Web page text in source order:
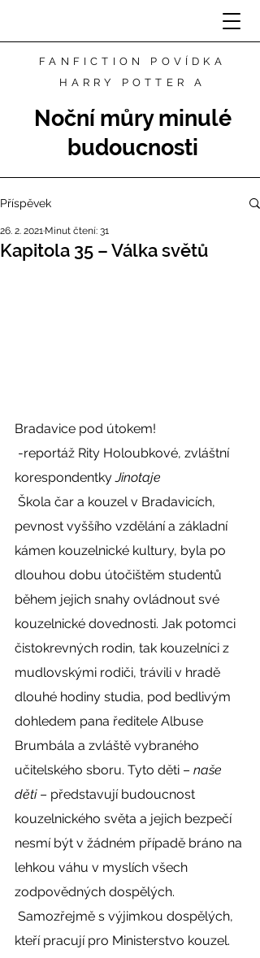
Noční můry minulé
budoucnosti
FANFICTION POVÍDKA
HARRY POTTER A
Příspěvek
Kapitola 35 – Válka světů
26. 2. 2021 Minut čtení: 31
Bradavice pod útokem!
korespondentky Jinotaje
pevnost vyššího vzdělání a základní
kámen kouzelnické kultury, byla po
dlouhou dobu útočištěm studentů
během jejich snahy ovládnout své
kouzelnické dovednosti. Jak potomci
čistokrevných rodin, tak kouzelníci z
mudlovskými rodiči, trávili v hradě
dlouhé hodiny studia, pod bedlivým
dohledem pana ředitele Albuse
Brumbála a zvláště vybraného
učitelského sboru. Tyto děti – naše
děti – představují budoucnost
kouzelnického světa a jejich bezpečí
nesmí být v žádném případě bráno na
lehkou váhu v myslích všech
zodpovědných dospělých.
kteří pracují pro Ministerstvo kouzel.